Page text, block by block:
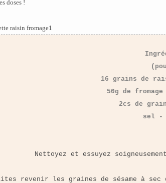
doses !
16 grains de
50g de
2cs de
sel -
Nettoyez et essuyez
revenir les graines de sésame à sec